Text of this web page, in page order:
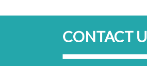
CONTACT